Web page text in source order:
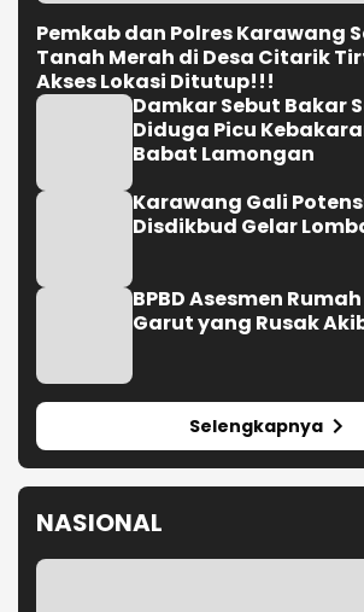
Pemkab dan Polres Karawang
Tanah Merah di Desa Citarik
Akses Lokasi Ditutup!!!
Damkar Sebut Bakar
Diduga Picu
Babat Lamongan
Karawang Gali
Disdikbud Gelar
BPBD Asesmen
Garut yang Rusak
Selengkapnya
NASIONAL